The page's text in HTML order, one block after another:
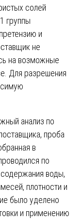
солей
группы
и
не
на возможные
Для разрешения
анализ по
проба
в
по
воды,
плотности и
было уделено
и применению